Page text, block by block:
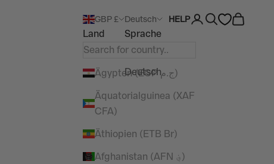
GBP £
Land
Ägypten (EGP ج.م)
Äquatorialguinea (XAF
CFA)
Äthiopien (ETB Br)
Afghanistan (AFN ؋)
Deutsch
Sprache
English
Deutsch
HELPKundenkontoseite
Suche öffnen